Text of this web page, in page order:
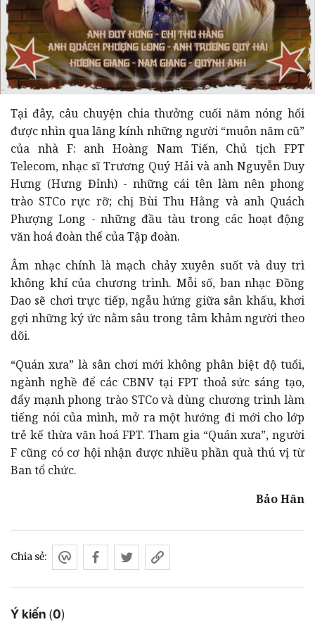
Tại đây, câu chuyện chia thưởng cuối năm nóng hổi
được nhìn qua lăng kính những người “muôn năm cũ”
của nhà F: anh Hoàng Nam Tiến, Chủ tịch FPT
Telecom, nhạc sĩ Trương Quý Hải và anh Nguyễn Duy
Hưng (Hưng Đỉnh) - những cái tên làm nên phong
trào STCo rực rỡ; chị Bùi Thu Hằng và anh Quách
Phượng Long - những đầu tàu trong các hoạt động
văn hoá đoàn thể của Tập đoàn.
Âm nhạc chính là mạch chảy xuyên suốt và duy trì
không khí của chương trình. Mỗi số, ban nhạc Đồng
Dao sẽ chơi trực tiếp, ngẫu hứng giữa sân khấu, khơi
gợi những ký ức nằm sâu trong tâm khảm người theo
dõi.
“Quán xưa” là sân chơi mới không phân biệt độ tuổi,
ngành nghề để các CBNV tại FPT thoả sức sáng tạo,
đẩy mạnh phong trào STCo và dùng chương trình làm
tiếng nói của mình, mở ra một hướng đi mới cho lớp
trẻ kế thừa văn hoá FPT. Tham gia “Quán xưa”, người
F cũng có cơ hội nhận được nhiều phần quà thú vị từ
Ban tổ chức.
Bảo Hân
Ý kiến (0)
Chia sẻ: